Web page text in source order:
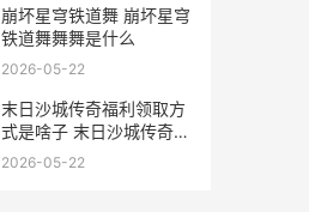
崩坏星穹铁道舞 崩坏星穹
铁道舞舞舞是什么
2026-05-22
末日沙城传奇福利领取方
式是啥子 末日沙城传奇高
爆版
2026-05-22